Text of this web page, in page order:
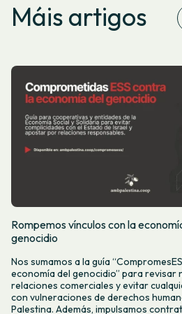
Máis artigos
Rompemos vínculos con la
genocidio
Nos sumamos a la guía
economía del genocidio” para revisar
relaciones comerciales y evitar
con vulneraciones de derechos
Palestina. Además, impulsamos